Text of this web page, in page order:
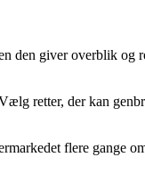
giver overblik
retter, der kan
flere gange